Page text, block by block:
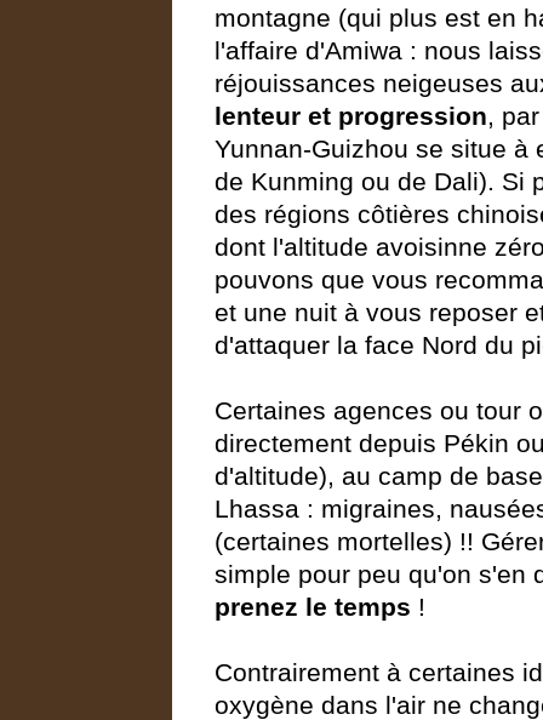
montagne (qui plus est en
l'affaire d'Amiwa : nous
réjouissances neigeuses
lenteur et progression,
Yunnan-Guizhou se situe à
de Kunming ou de Dali). Si
des régions côtières
dont l'altitude avoisinne
pouvons que vous
et une nuit à vous reposer
d'attaquer la face Nord du
Certaines agences ou tour
directement depuis Pékin
d'altitude), au camp de
Lhassa : migraines,
(certaines mortelles) !!
simple pour peu qu'on s'en
prenez le temps !
Contrairement à certaines
oxygène dans l'air ne